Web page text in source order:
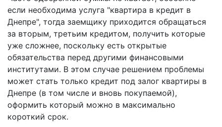
если необходима услуга "квартира в кредит в
Днепре", тогда заемщику приходится обращаться
за вторым, третьим кредитом, получить которые
уже сложнее, поскольку есть открытые
обязательства перед другими финансовыми
институтами. В этом случае решением проблемы
может стать только кредит под залог квартиры в
Днепре (в том числе и вновь покупаемой),
оформить который можно в максимально
короткий срок.